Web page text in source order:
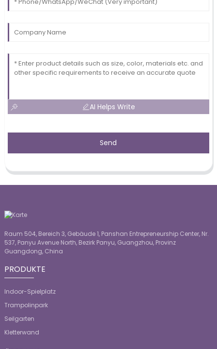
AI Helps Write
Send
Raum 504, Bereich 3, Gebäude 1, Panshan Entrepreneurship Center, Nr.
537, Panyu Avenue North, Bezirk Panyu, Guangzhou, Provinz
Guangdong, China
PRODUKTE
Indoor-Spielplatz
Trampolinpark
Seilgarten
Kletterwand